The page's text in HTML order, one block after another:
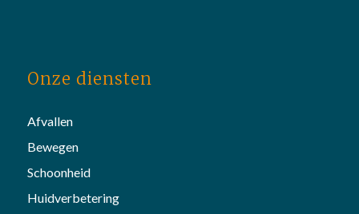
Onze diensten
Afvallen
Bewegen
Schoonheid
Huidverbetering